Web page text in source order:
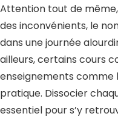
Attention tout de
des inconvénients, le
dans une journée
ailleurs, certains cours
enseignements
pratique. Dissocier
essentiel pour s’y